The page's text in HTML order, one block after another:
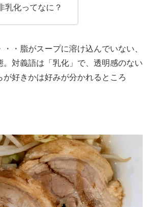
乳化ってなに？
・・脂がスープに溶け込んでいない、
対義語は「乳化」で、透明感のない
好きかは好みが分かれるところ